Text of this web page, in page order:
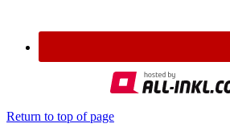
Return to top of page